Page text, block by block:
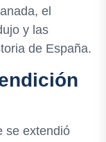
el
y las
de España.
se extendió